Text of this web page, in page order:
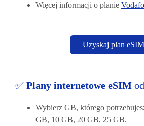
Więcej informacji o planie
Uzyskaj plan eSIM
✅ Plany internetowe eSIM
Wybierz GB, którego
GB, 10 GB, 20 GB, 25 GB.